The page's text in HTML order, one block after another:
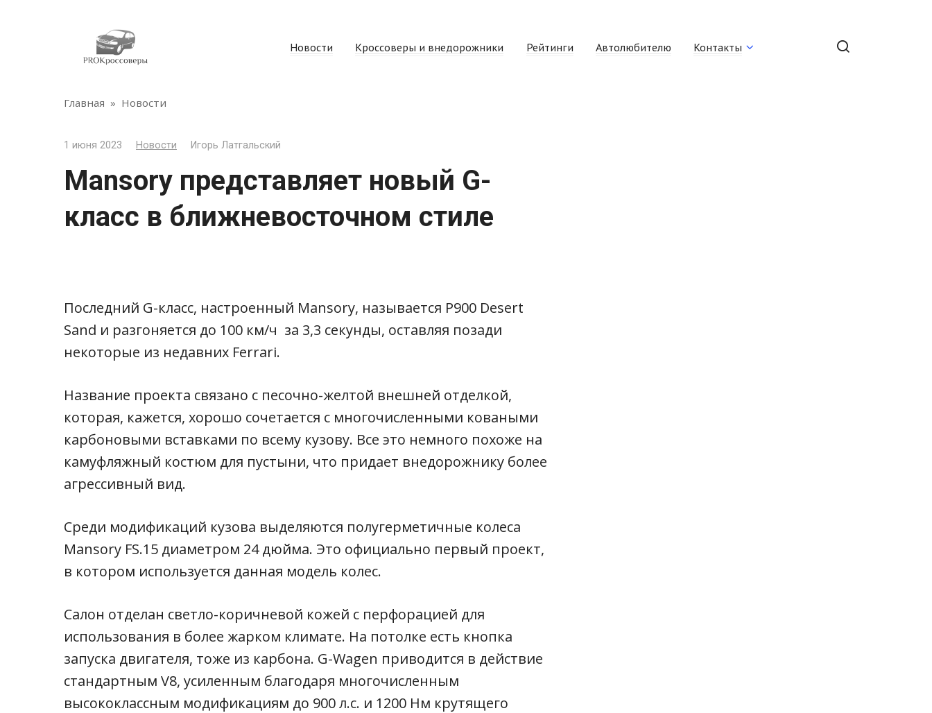
Новости Кроссоверы и внедорожники Рейтинги Автолюбителю Контакты
Главная » Новости
1 июня 2023 Новости Игорь Латгальский
Mansory представляет новый G-
класс в ближневосточном стиле
Последний G-класс, настроенный Mansory, называется P900 Desert
Sand и разгоняется до 100 км/ч за 3,3 секунды, оставляя позади
некоторые из недавних Ferrari.
Название проекта связано с песочно-желтой внешней отделкой,
которая, кажется, хорошо сочетается с многочисленными коваными
карбоновыми вставками по всему кузову. Все это немного похоже на
камуфляжный костюм для пустыни, что придает внедорожнику более
агрессивный вид.
Среди модификаций кузова выделяются полугерметичные колеса
Mansory FS.15 диаметром 24 дюйма. Это официально первый проект,
в котором используется данная модель колес.
Салон отделан светло-коричневой кожей с перфорацией для
использования в более жарком климате. На потолке есть кнопка
запуска двигателя, тоже из карбона. G-Wagen приводится в действие
стандартным V8, усиленным благодаря многочисленным
высококлассным модификациям до 900 л.с. и 1200 Нм крутящего